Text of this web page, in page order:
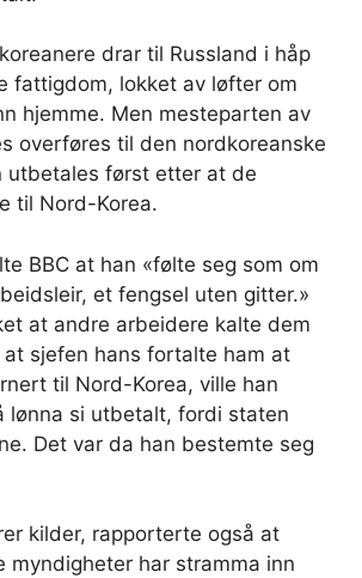
drar til Russland i håp
fattigdom, lokket av løfter om
hjemme. Men mesteparten av
overføres til den nordkoreanske
utbetales først etter at de
til Nord-Korea.
BBC at han «følte seg som om
et fengsel uten gitter.»
at andre arbeidere kalte dem
at sjefen hans fortalte ham at
til Nord-Korea, ville han
lønna si utbetalt, fordi staten
Det var da han bestemte seg
kilder, rapporterte også at
myndigheter har stramma inn